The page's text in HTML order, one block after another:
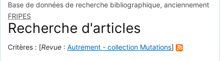
Base de données de recherche bibliographique, anciennement
FRIPES
Recherche d'articles
Critères : [Revue : Autrement - collection Mutations]